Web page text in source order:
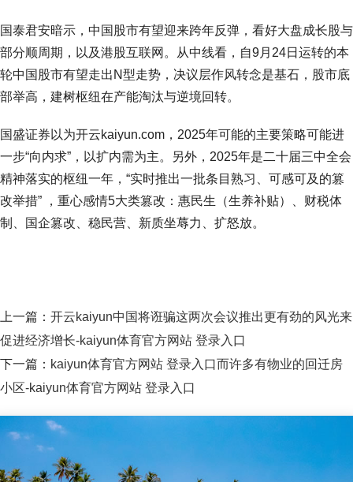
国泰君安暗示，中国股市有望迎来跨年反弹，看好大盘成长股与
部分顺周期，以及港股互联网。从中线看，自9月24日运转的本
轮中国股市有望走出N型走势，决议层作风转念是基石，股市底
部举高，建树枢纽在产能淘汰与逆境回转。
国盛证券以为开云kaiyun.com，2025年可能的主要策略可能进
一步“向内求”，以扩内需为主。另外，2025年是二十届三中全会
精神落实的枢纽一年，“实时推出一批条目熟习、可感可及的篡
改举措” ，重心感情5大类篡改：惠民生（生养补贴）、财税体
制、国企篡改、稳民营、新质坐蓐力、扩怒放。
上一篇： 开云kaiyun中国将诳骗这两次会议推出更有劲的风光来
促进经济增长-kaiyun体育官方网站 登录入口
下一篇： kaiyun体育官方网站 登录入口而许多有物业的回迁房
小区-kaiyun体育官方网站 登录入口